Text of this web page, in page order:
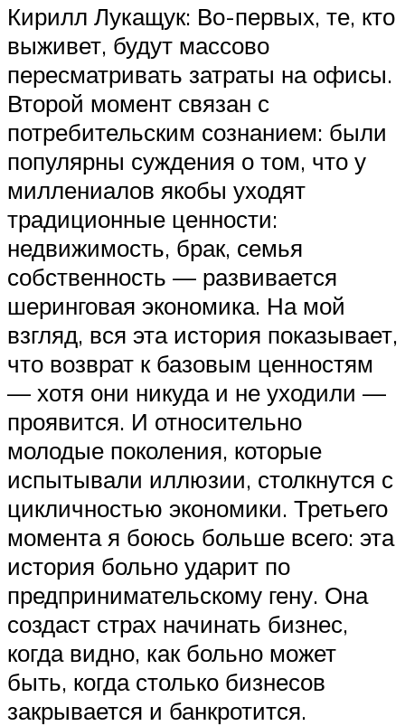
Кирилл Лукащук: Во-первых, те, кто
выживет, будут массово
пересматривать затраты на офисы.
Второй момент связан с
потребительским сознанием: были
популярны суждения о том, что у
миллениалов якобы уходят
традиционные ценности:
недвижимость, брак, семья
собственность — развивается
шеринговая экономика. На мой
взгляд, вся эта история показывает,
что возврат к базовым ценностям
— хотя они никуда и не уходили —
проявится. И относительно
молодые поколения, которые
испытывали иллюзии, столкнутся с
цикличностью экономики. Третьего
момента я боюсь больше всего: эта
история больно ударит по
предпринимательскому гену. Она
создаст страх начинать бизнес,
когда видно, как больно может
быть, когда столько бизнесов
закрывается и банкротится.